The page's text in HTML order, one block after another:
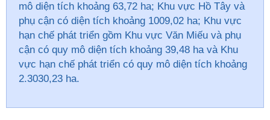
mô diện tích khoảng 63,72 ha; Khu vực Hồ Tây và
phụ cận có diện tích khoảng 1009,02 ha; Khu vực
hạn chế phát triển gồm Khu vực Văn Miếu và phụ
cận có quy mô diện tích khoảng 39,48 ha và Khu
vực hạn chế phát triển có quy mô diện tích khoảng
2.3030,23 ha.